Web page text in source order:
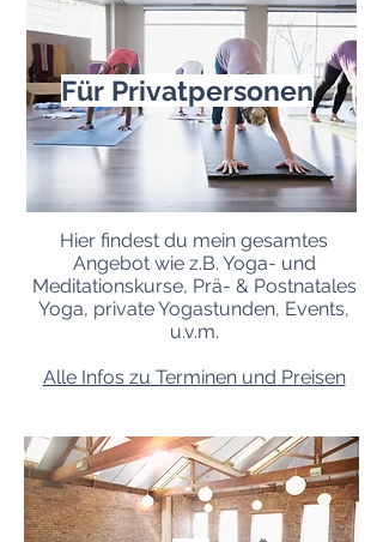
Für Privatpersonen
Hier findest du mein gesamtes
Angebot wie z.B. Yoga- und
Meditationskurse, Prä- & Postnatales
Yoga, private Yogastunden, Events,
u.v.m.
Alle Infos zu Terminen und Preisen